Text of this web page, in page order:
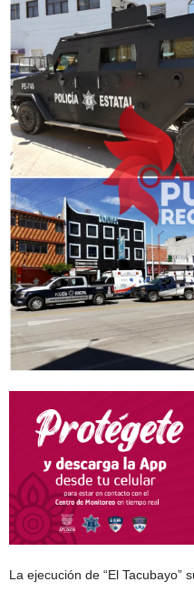
La ejecución de “El Tacubayo”